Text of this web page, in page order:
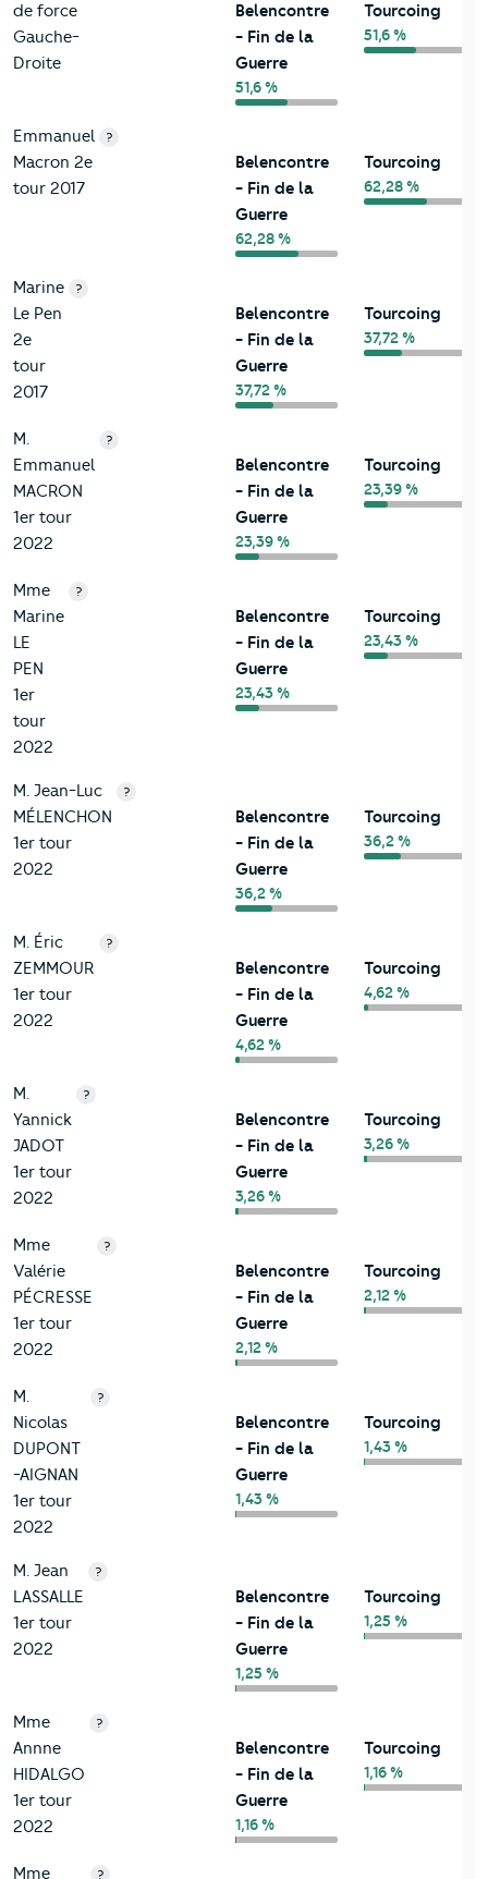
de force
Gauche-
Droite
Belencontre
- Fin de la
Guerre
51,6 %
Tourcoing
51,6 %
Emmanuel
Macron 2e
tour 2017
?
Belencontre
- Fin de la
Guerre
62,28 %
Tourcoing
62,28 %
Marine
Le Pen
2e
tour
2017
?
Belencontre
- Fin de la
Guerre
37,72 %
Tourcoing
37,72 %
M.
Emmanuel
MACRON
1er tour
2022
?
Belencontre
- Fin de la
Guerre
23,39 %
Tourcoing
23,39 %
Mme
Marine
LE
PEN
1er
tour
2022
?
Belencontre
- Fin de la
Guerre
23,43 %
Tourcoing
23,43 %
M. Jean-Luc
MÉLENCHON
1er tour
2022
?
Belencontre
- Fin de la
Guerre
36,2 %
Tourcoing
36,2 %
M. Éric
ZEMMOUR
1er tour
2022
?
Belencontre
- Fin de la
Guerre
4,62 %
Tourcoing
4,62 %
M.
Yannick
JADOT
1er tour
2022
?
Belencontre
- Fin de la
Guerre
3,26 %
Tourcoing
3,26 %
Mme
Valérie
PÉCRESSE
1er tour
2022
?
Belencontre
- Fin de la
Guerre
2,12 %
Tourcoing
2,12 %
M.
Nicolas
DUPONT
-AIGNAN
1er tour
2022
?
Belencontre
- Fin de la
Guerre
1,43 %
Tourcoing
1,43 %
M. Jean
LASSALLE
1er tour
2022
?
Belencontre
- Fin de la
Guerre
1,25 %
Tourcoing
1,25 %
Mme
Annne
HIDALGO
1er tour
2022
?
Belencontre
- Fin de la
Guerre
1,16 %
Tourcoing
1,16 %
Mme ?